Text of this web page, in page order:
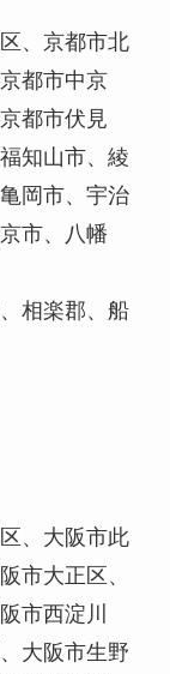
、京都市北
都市中京
都市伏見
知山市、綾
岡市、宇治
市、八幡
相楽郡、船
、大阪市此
市大正区、
市西淀川
大阪市生野